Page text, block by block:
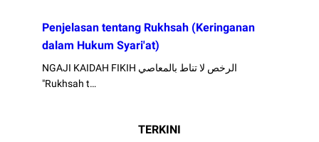
Penjelasan tentang Rukhsah (Keringanan
dalam Hukum Syari'at)
NGAJI KAIDAH FIKIH الرخص لا تناط بالمعاصي
"Rukhsah t…
TERKINI